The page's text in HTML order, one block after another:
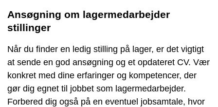
Ansøgning om lagermedarbejder
stillinger
Når du finder en ledig stilling på lager, er det vigtigt
at sende en god ansøgning og et opdateret CV. Vær
konkret med dine erfaringer og kompetencer, der
gør dig egnet til jobbet som lagermedarbejder.
Forbered dig også på en eventuel jobsamtale, hvor